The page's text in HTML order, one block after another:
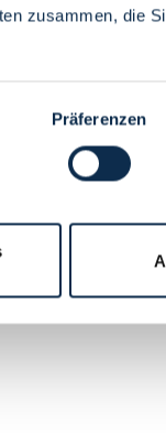
zusammen, die
Präferenzen